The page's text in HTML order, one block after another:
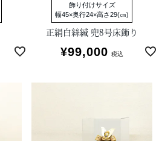
飾り付けサイズ
幅45×奥行24×高さ29(㎝)
正絹白絲縅 兜8号床飾り
¥99,000 税込